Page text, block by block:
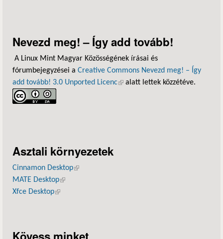
Nevezd meg! – Így add tovább!
A Linux Mint Magyar Közösségének írásai és
fórumbejegyzései a Creative Commons Nevezd meg! – Így
add tovább! 3.0 Unported Licenc(külső hivatkozás)
alatt lettek közzétéve.
Asztali környezetek
Cinnamon Desktop(külső hivatkozás)
MATE Desktop(külső hivatkozás)
Xfce Desktop(külső hivatkozás)
Kövess minket